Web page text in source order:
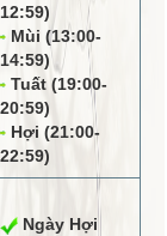
12:59)
Mùi (13:00-
14:59)
Tuất (19:00-
20:59)
Hợi (21:00-
22:59)
Ngày Hợi